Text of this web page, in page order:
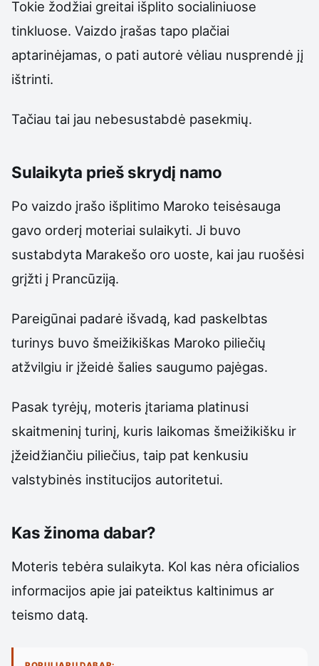
Tokie žodžiai greitai išplito socialiniuose
tinkluose. Vaizdo įrašas tapo plačiai
aptarinėjamas, o pati autorė vėliau nusprendė jį
ištrinti.
Tačiau tai jau nebesustabdė pasekmių.
Sulaikyta prieš skrydį namo
Po vaizdo įrašo išplitimo Maroko teisėsauga
gavo orderį moteriai sulaikyti. Ji buvo
sustabdyta Marakešo oro uoste, kai jau ruošėsi
grįžti į Prancūziją.
Pareigūnai padarė išvadą, kad paskelbtas
turinys buvo šmeižikiškas Maroko piliečių
atžvilgiu ir įžeidė šalies saugumo pajėgas.
Pasak tyrėjų, moteris įtariama platinusi
skaitmeninį turinį, kuris laikomas šmeižikišku ir
įžeidžiančiu piliečius, taip pat kenkusiu
valstybinės institucijos autoritetui.
Kas žinoma dabar?
Moteris tebėra sulaikyta. Kol kas nėra oficialios
informacijos apie jai pateiktus kaltinimus ar
teismo datą.